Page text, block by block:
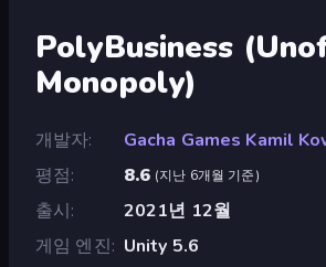
PolyBusiness
Monopoly)
개발자
Gacha Games Kamil
평점
8.6 (지난 6개월 기준)
출시
2021년 12월
게임 엔진
Unity 5.6